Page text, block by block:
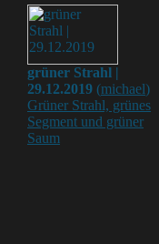
grüner Strahl |
29.12.2019 (michael)
Grüner Strahl, grünes
Segment und grüner
Saum